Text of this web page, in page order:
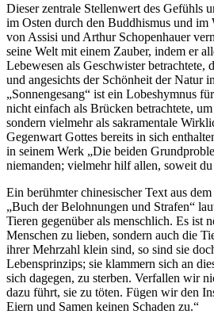
Dieser zentrale Stellenwert des Gefühls
im Osten durch den Buddhismus und im
von Assisi und Arthur Schopenhauer
seine Welt mit einem Zauber, indem er
Lebewesen als Geschwister betrachtete,
und angesichts der Schönheit der Natur
„Sonnengesang“ ist ein Lobeshymnus
nicht einfach als Brücken betrachtete,
sondern vielmehr als sakramentale
Gegenwart Gottes bereits in sich
in seinem Werk „Die beiden
niemanden; vielmehr hilf allen, soweit du
Ein berühmter chinesischer Text aus
„Buch der Belohnungen und Strafen“
Tieren gegenüber als menschlich. Es ist
Menschen zu lieben, sondern auch die
ihrer Mehrzahl klein sind, so sind sie
Lebensprinzips; sie klammern sich an
sich dagegen, zu sterben. Verfallen wir
dazu führt, sie zu töten. Fügen wir den
Eiern und Samen keinen Schaden zu.“